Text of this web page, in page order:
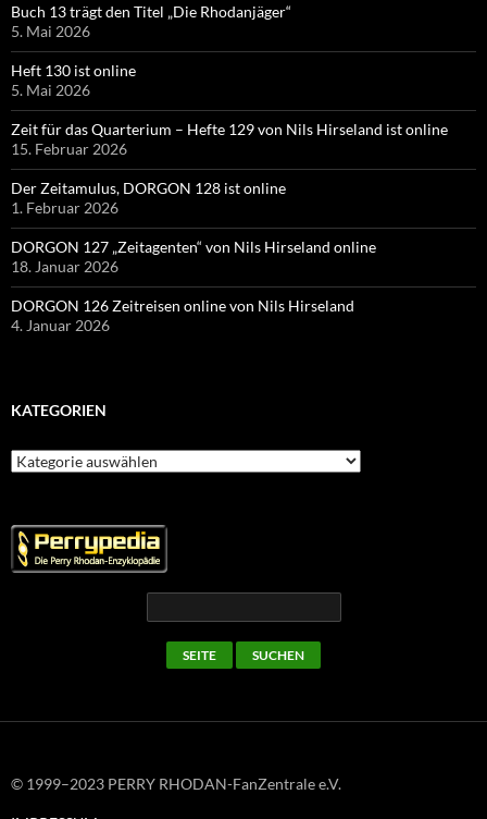
Buch 13 trägt den Titel „Die Rhodanjäger“
5. Mai 2026
Heft 130 ist online
5. Mai 2026
Zeit für das Quarterium – Hefte 129 von Nils Hirseland ist online
15. Februar 2026
Der Zeitamulus, DORGON 128 ist online
1. Februar 2026
DORGON 127 „Zeitagenten“ von Nils Hirseland online
18. Januar 2026
DORGON 126 Zeitreisen online von Nils Hirseland
4. Januar 2026
KATEGORIEN
Kategorien
© 1999–2023 PERRY RHODAN-FanZentrale e.V.